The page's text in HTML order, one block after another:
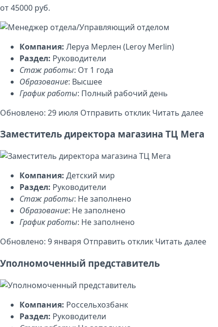
от 45000 руб.
Компания: Леруа Мерлен (Leroy Merlin)
Раздел: Руководители
Стаж работы: От 1 года
Образование: Высшее
График работы: Полный рабочий день
Обновлено: 29 июля Отправить отклик Читать далее
Заместитель директора магазина ТЦ Мега
Компания: Детский мир
Раздел: Руководители
Стаж работы: Не заполнено
Образование: Не заполнено
График работы: Не заполнено
Обновлено: 9 января Отправить отклик Читать далее
Уполномоченный представитель
Компания: Россельхозбанк
Раздел: Руководители